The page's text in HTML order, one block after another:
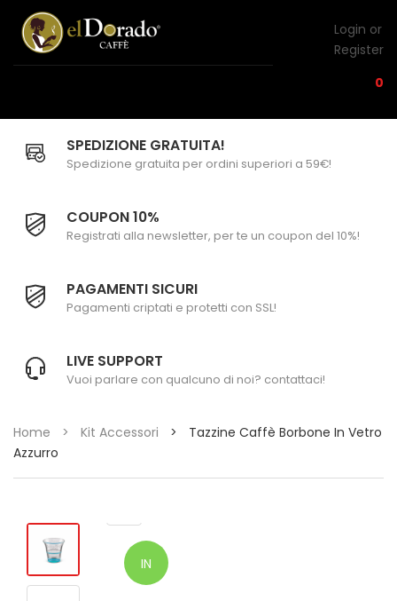
Login or
Register
0
SPEDIZIONE GRATUITA!
Spedizione gratuita per ordini superiori a 59€!
COUPON 10%
Registrati alla newsletter, per te un coupon del 10%!
PAGAMENTI SICURI
Pagamenti criptati e protetti con SSL!
LIVE SUPPORT
Vuoi parlare con qualcuno di noi? contattaci!
Home > Kit Accessori >
Tazzine Caffè Borbone In Vetro
Azzurro
IN